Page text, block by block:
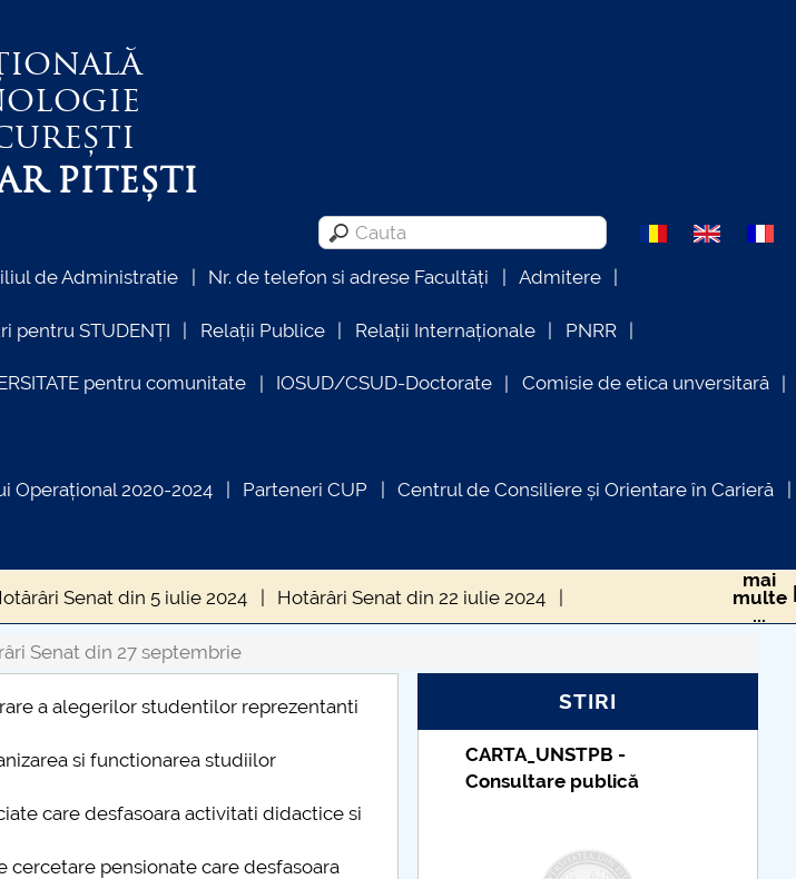
PITEȘTI
de Administratie Nr. de telefon si adrese Facultăți Admitere
pentru STUDENȚI Relații Publice Relații Internaționale PNRR
pentru comunitate IOSUD/CSUD-Doctorate Comisie de etica unversitară
Operațional 2020-2024 Parteneri CUP Centrul de Consiliere și Orientare în Carieră
Senat din 5 iulie 2024 Hotărâri Senat din 22 iulie 2024
Hotărâri Senat din 27 septembrie
Hotărâri Senat din 30 octombrie 2024 Hotărâri Senat din 4 noiembrie 2024
Hotărâri Senat din 13 decembrie 2024 Hotărâri Senat din 14 iunie 2024
Senat din 26 ianuarie 2024 Hotărâri Senat din 6 februarie 2024
Hotărâri Senat din 11 martie 2024 Hotărâri Senat din 12 martie 2024
mai
multe
...
Senat din 27 septembrie
a alegerilor studentilor reprezentanti
si functionarea studiilor
care desfasoara activitati didactice si
cercetare pensionate care desfasoara
STIRI
CARTA_UNSTPB -
Taxe de școlarizare
indexate – Centrul